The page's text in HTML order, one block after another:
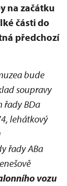
na začátku
části do
předchozí
bude
soupravy
řady BDa
lehátkový
řady ABa
vozu